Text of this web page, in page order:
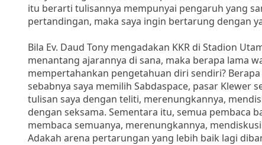
itu berarti tulisannya mempunyai pengaruh yang
pertandingan, maka saya ingin bertarung dengan
Bila Ev. Daud Tony mengadakan KKR di Stadion
menantang ajarannya di sana, maka berapa lama
mempertahankan pengetahuan diri sendiri?
sebabnya saya memilih Sabdaspace, pasar Klewer
tulisan saya dengan teliti, merenungkannya,
dengan seksama. Sementara itu, semua pembaca
membaca semuanya, merenungkannya,
Adakah arena pertarungan yang lebih baik lagi